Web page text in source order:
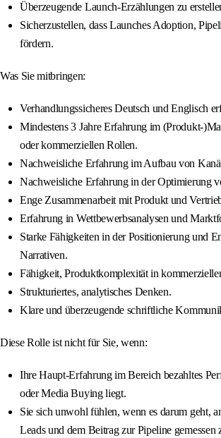
Überzeugende Launch-Erzählungen zu
Sicherzustellen, dass Launches Adoption,
fördern.
Was Sie mitbringen:
Verhandlungssicheres Deutsch und Englisch
Mindestens 3 Jahre Erfahrung im (Produkt-
oder kommerziellen Rollen.
Nachweisliche Erfahrung im Aufbau von
Nachweisliche Erfahrung in der Optimierung
Enge Zusammenarbeit mit Produkt und
Erfahrung in Wettbewerbsanalysen und
Starke Fähigkeiten in der Positionierung und
Narrativen.
Fähigkeit, Produktkomplexität in
Strukturiertes, analytisches Denken.
Klare und überzeugende schriftliche
Diese Rolle ist nicht für Sie, wenn:
Ihre Haupt-Erfahrung im Bereich bezahltes
oder Media Buying liegt.
Sie sich unwohl fühlen, wenn es darum geht,
Leads und dem Beitrag zur Pipeline gemessen